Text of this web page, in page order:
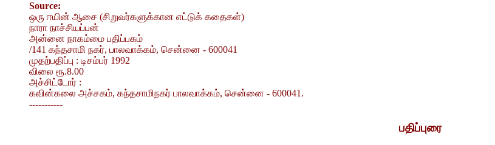
Source:
ஒரு ஈயின் ஆசை (சிறுவர்களுக்கான எட்டுக் கதைகள்)
நாரா நாச்சியப்பன்
அன்னை நாகம்மை பதிப்பகம்
/141 கந்தசாமி நகர், பாலவாக்கம், சென்னை - 600041
முதற்பதிப்பு : டிசம்பர் 1992
விலை ரூ.8.00
அச்சிட்டோர் :
கவின்கலை அச்சகம், கந்தசாமிநகர் பாலவாக்கம், சென்னை - 600041.
-----------
பதிப்புரை